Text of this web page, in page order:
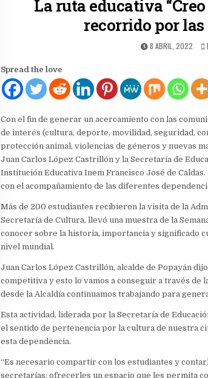
La ruta educativa
recorrido por las
PUBLISHED
8 ABRIL, 2022
Spread the love
Con el fin de generar un acercamiento con las
de interés (cultura, deporte, movilidad, seguridad,
protección animal, violencias de géneros y nuevas
Juan Carlos López Castrillón y la Secretaría de
Institución Educativa Inem Francisco José de
con el acompañamiento de las diferentes
Más de 200 estudiantes recibieron la visita de la
Secretaría de Cultura, llevó una muestra de la
conocer sobre la historia, importancia y significado
nivel mundial.
Juan Carlos López Castrillón, alcalde de Popayán
competitiva y esto lo vamos a conseguir a través de
desde la Alcaldía continuamos trabajando para
Esta actividad, liderada por la Secretaría de
el sentido de pertenencia por la cultura de nuestra
esta dependencia.
“Es necesario compartir con los estudiantes y
secretarías; ofrecerles un espacio que les permita